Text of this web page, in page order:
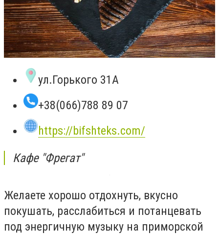
ул.Горького 31А
+38(066)788 89 07
https://bifshteks.com/
Кафе "Фрегат"
Желаете хорошо отдохнуть, вкусно
покушать, расслабиться и потанцевать
под энергичную музыку на приморской